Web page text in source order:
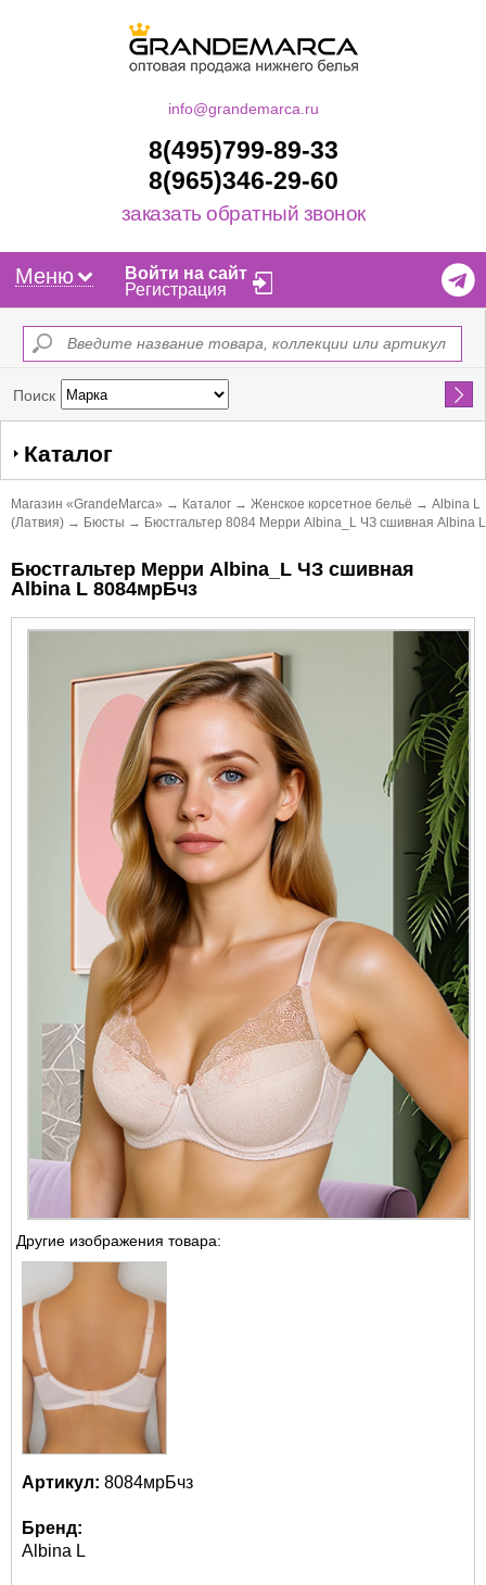
info@grandemarca.ru
8(495)799-89-33
8(965)346-29-60
заказать обратный звонок
Меню
Войти на сайт
Регистрация
Поиск Найти
Каталог
Магазин «GrandeMarca» → Каталог → Женское корсетное бельё → Albina L
(Латвия) → Бюсты → Бюстгальтер 8084 Мерри Albina_L ЧЗ сшивная Albina L
Бюстгальтер Мерри Albina_L ЧЗ сшивная
Albina L 8084мрБчз
Другие изображения товара:
Артикул: 8084мрБчз
Бренд:
Albina L